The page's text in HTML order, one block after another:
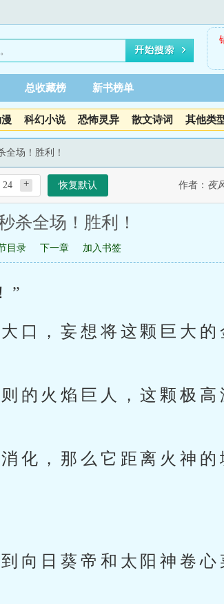
总收藏榜 新书榜单
科幻小说 恐怖灵异 散文诗词 其他类
全场！胜利！
24 + 恢复默认 作者： 夜
杀全场！胜利！
目录 下一章 加入书签
”
口，妄想将这颗巨大的
的火焰巨人，这颗极高
化，那么它距离火神的
向日葵帝和太阳神卷心